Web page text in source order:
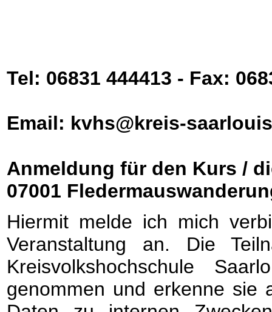
Tel: 06831 444413 - Fax:
Email: kvhs@kreis-
Anmeldung für den Kurs /
07001
Hiermit melde ich mich
Veranstaltung an. Die
Kreisvolkshochschule
genommen und erkenne sie